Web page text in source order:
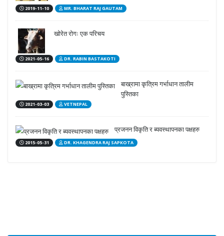
2019-11-10 MR. BHARAT RAJ GAUTAM
खोरेत रोगः एक परिचय
2021-05-16 DR. RABIN BASTAKOTI
बाख्रामा कृत्रिम गर्भाधान तालीम
पुस्तिका
2021-03-03 VETNEPAL
प्रजनन विकृति र ब्यवस्थापनका पक्षहरु
2015-05-31 DR. KHAGENDRA RAJ SAPKOTA